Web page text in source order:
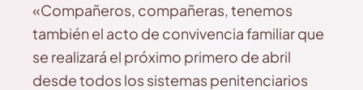
«Compañeros, compañeras, tenemos
también el acto de convivencia familiar que
se realizará el próximo primero de abril
desde todos los sistemas penitenciarios